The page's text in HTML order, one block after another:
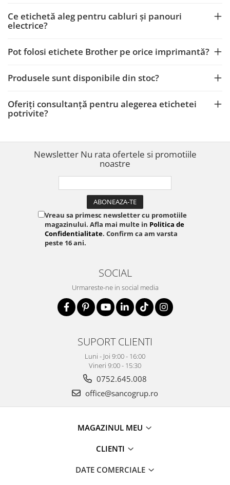
Ce etichetă aleg pentru cabluri și panouri
electrice?
Pot folosi etichete Brother pe orice imprimantă?
Produsele sunt disponibile din stoc?
Oferiți consultanță pentru alegerea etichetei
potrivite?
Newsletter Nu rata ofertele si promotiile
noastre
Vreau sa primesc newsletter cu promotiile
magazinului. Afla mai multe in Politica de
Confidentialitate. Confirm ca am varsta
peste 16 ani.
SOCIAL
Urmareste-ne in social media
SUPORT CLIENTI
Luni - Joi 9:00 - 16:00
Vineri 9:00 - 15:30
0752.645.008
office@sancogrup.ro
MAGAZINUL MEU
CLIENTI
DATE COMERCIALE